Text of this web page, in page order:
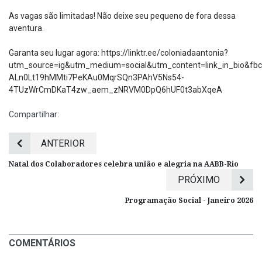
As vagas são limitadas! Não deixe seu pequeno de fora dessa
aventura.
Garanta seu lugar agora: https://linktr.ee/coloniadaantonia?
ALn0Lt19hMMti7PeKAu0MqrSQn3PAhV5Ns54-
4TUzWrCmDKaT4zw_aem_zNRVM0DpQ6hUF0t3abXqeA
Compartilhar:
ANTERIOR
Natal dos Colaboradores celebra união e alegria na AABB-Rio
PRÓXIMO
Programação Social - Janeiro 2026
COMENTÁRIOS